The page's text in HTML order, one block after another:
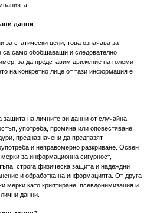
данни
статически цели, това означава за
са само обобщаващи и следователно
за да представим движение на големи
на конкретно лице от тази информация е
на личните ви данни от случайна
употреба, промяна или оповестяване.
предназначени да предпазят
и неправомерно разкриване. Освен
за информационна сигурност,
строга физическа защита и надеждни
и обработка на информацията. От друга
мерки като криптиране, псевдонимизация и
данни.